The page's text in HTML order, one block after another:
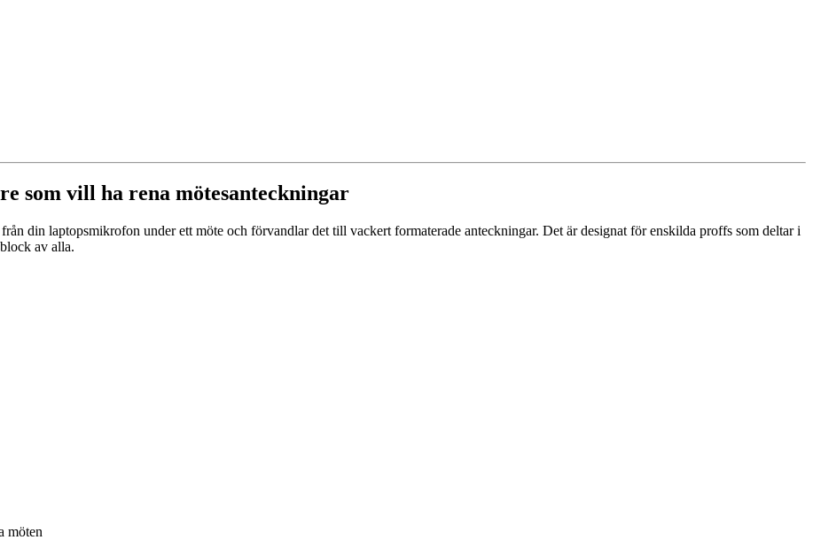
som vill ha rena mötesanteckningar
din laptopsmikrofon under ett möte och förvandlar det till vackert formaterade anteckningar. Det är designat för enskilda proffs som deltar i
av alla.
möten